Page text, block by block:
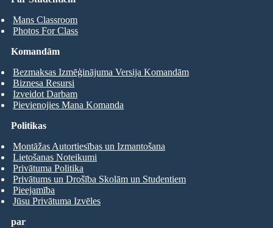
Mans Classroom
Photos For Class
Komandām
Bezmaksas Izmēģinājuma Versija Komandām
Biznesa Resursi
Izveidot Darbam
Pievienojies Mana Komanda
par
Politikas
Montāžas Autortiesības un Izmantošana
Lietošanas Noteikumi
Privātuma Politika
Privātums un Drošība Skolām un Studentiem
Pieejamība
Jūsu Privātuma Izvēles